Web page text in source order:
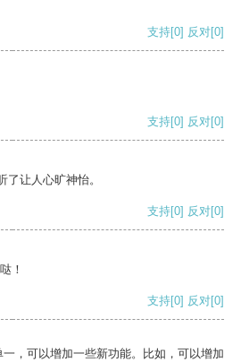
支持[0] 反对[0]
支持[0] 反对[0]
让人心旷神怡。
支持[0] 反对[0]
！
支持[0] 反对[0]
，可以增加一些新功能。比如，可以增加